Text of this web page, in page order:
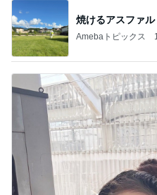
焼けるアスファ
Amebaトピックス